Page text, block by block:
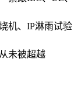
机、IP淋雨试验
未被超越